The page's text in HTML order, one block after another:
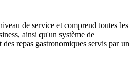
de service et comprend toutes les
ainsi qu'un système de
repas gastronomiques servis par un